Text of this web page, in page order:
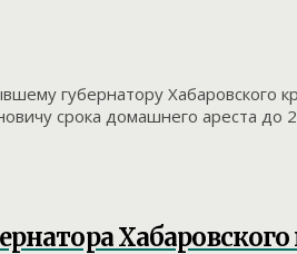
губернатору
срока домашнего ареста до